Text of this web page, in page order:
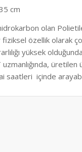
cm
olan
özellik olarak
yüksek
uzmanlığında,
saatleri içinde